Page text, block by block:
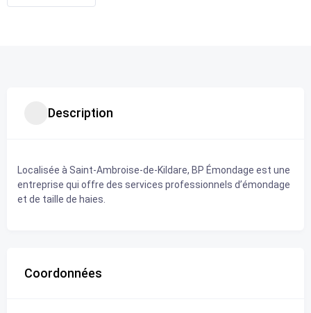
Description
Localisée à Saint-Ambroise-de-Kildare, BP Émondage est une
entreprise qui offre des services professionnels d’émondage
et de taille de haies.
Coordonnées